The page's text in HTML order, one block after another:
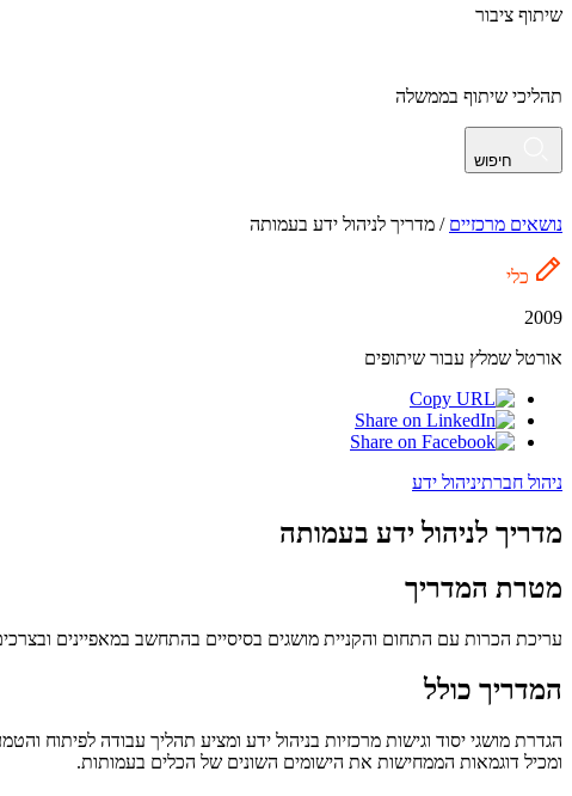
שיתוף ציבור
תהליכי שיתוף בממשלה
נושאים מרכזיים / מדריך לניהול ידע בעמותה
כלי
2009
אורטל שמלץ עבור שיתופים
ניהול חברתיניהול ידע
מדריך לניהול ידע בעמותה
מטרת המדריך
עריכת הכרות עם התחום והקניית מושגים בסיסיים בהתחשב במאפיינים
המדריך כולל
הגדרת מושגי יסוד וגישות מרכזיות בניהול ידע ומציע תהליך עבודה לפיתוח
ומכיל דוגמאות הממחישות את הישומים השונים של הכלים בעמותות.